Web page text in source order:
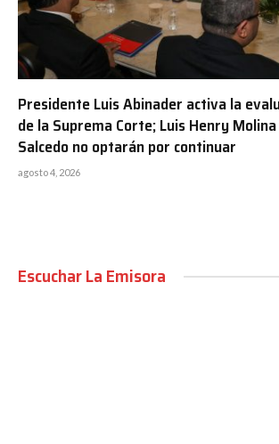
Presidente Luis Abinader activa la
de la Suprema Corte; Luis Henry
Salcedo no optarán por continuar
agosto 4, 2026
Escuchar La Emisora